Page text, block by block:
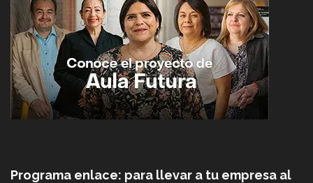
Programa enlace: para llevar a tu empresa al